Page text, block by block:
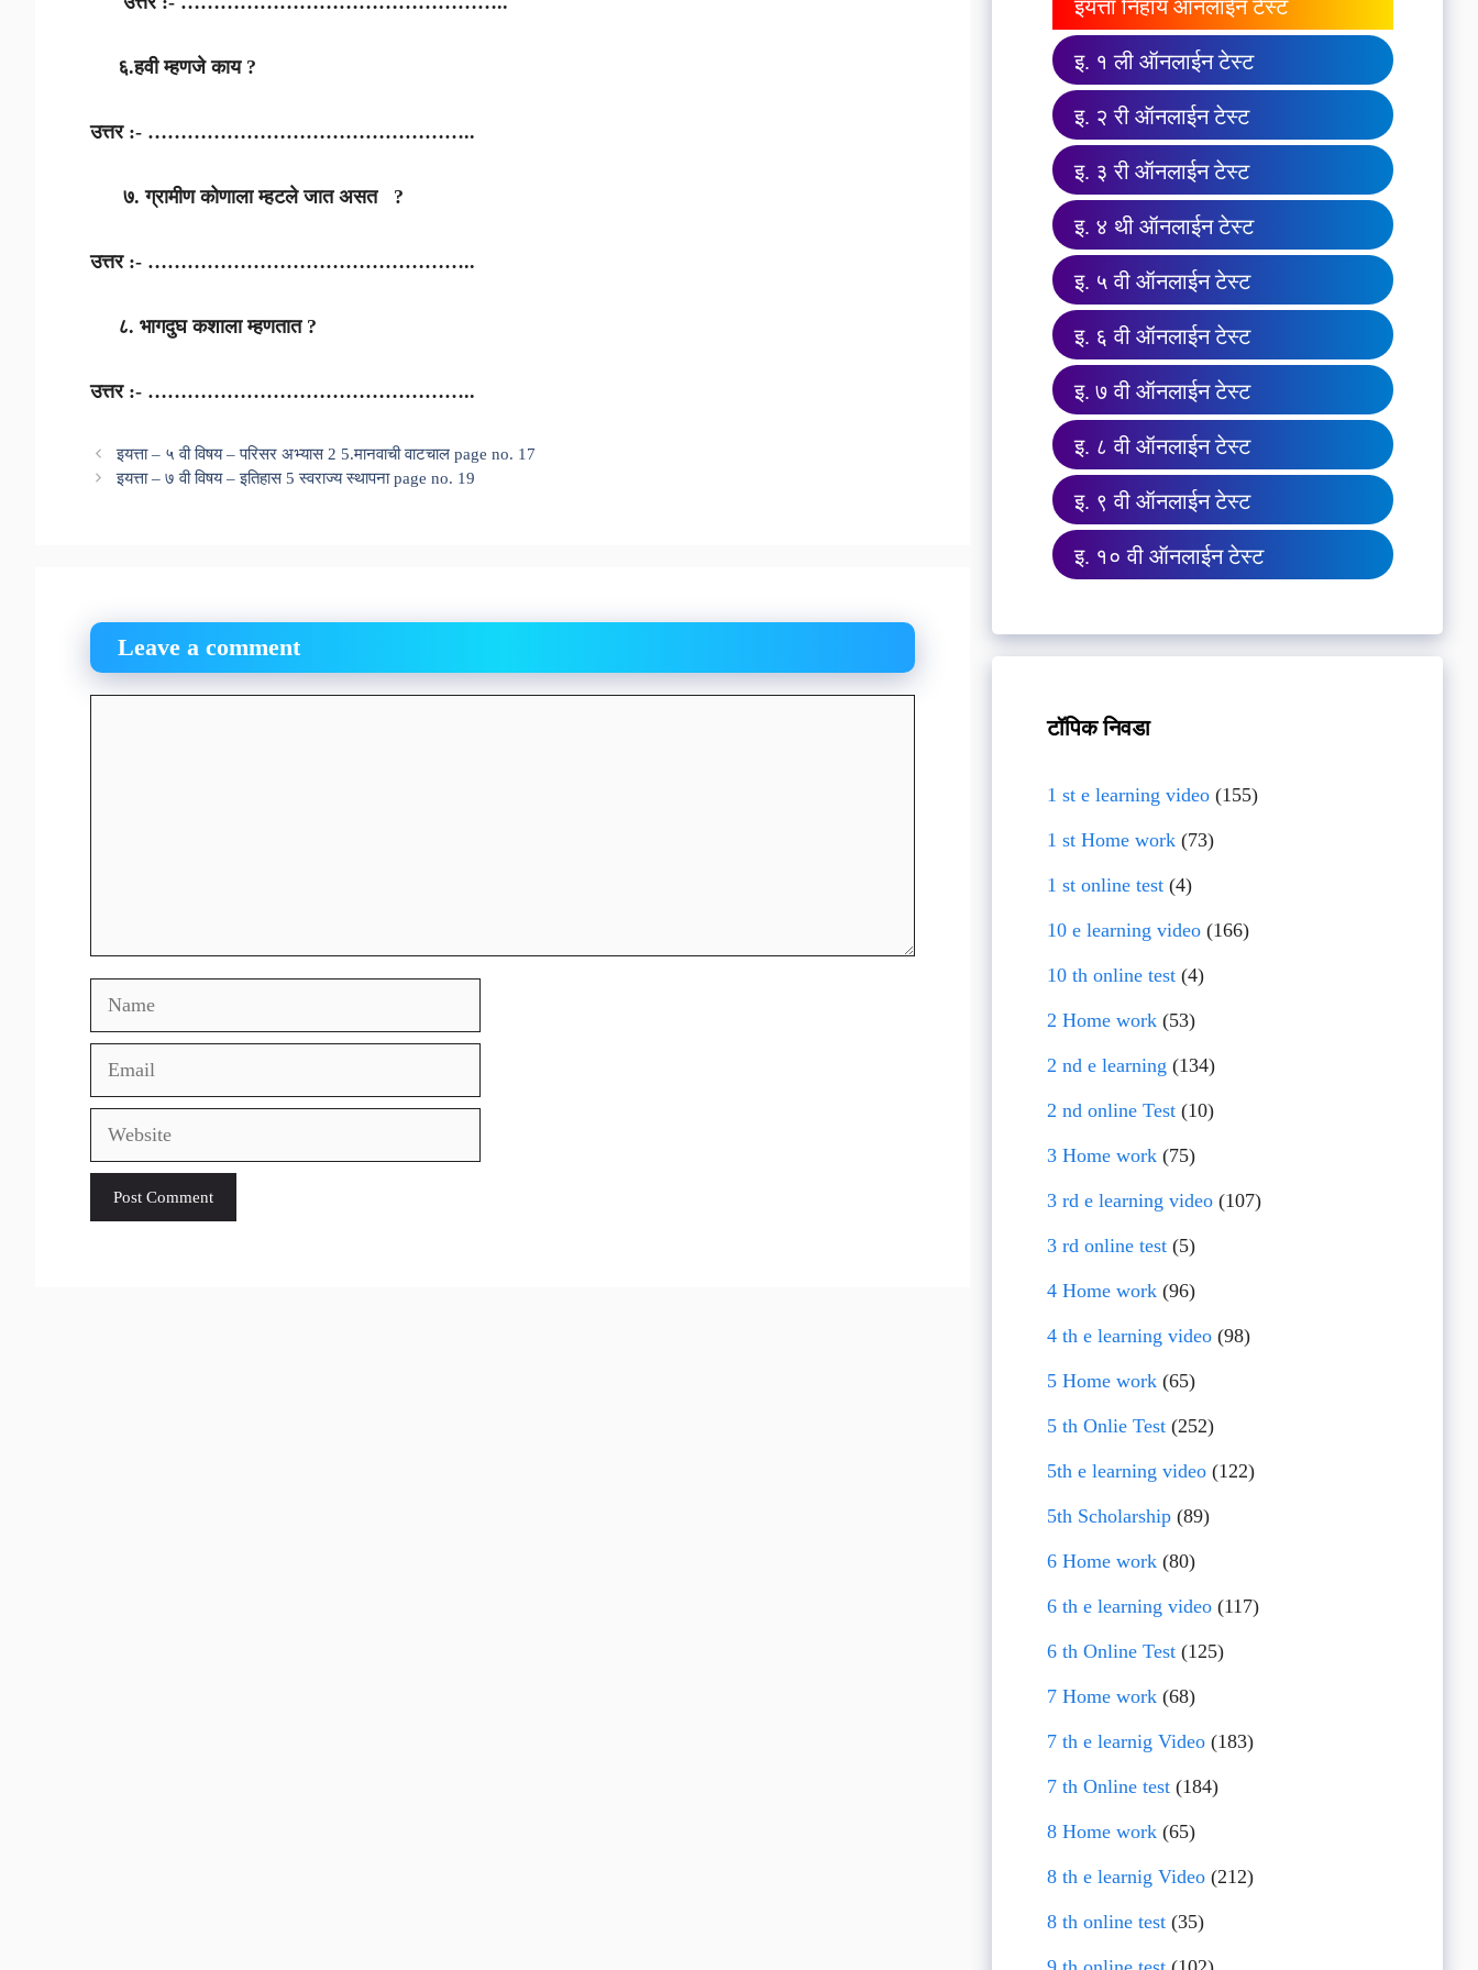
६.हवी म्हणजे काय ?
उत्तर :- …………………………………………..
७. ग्रामीण कोणाला म्हटले जात असत ?
उत्तर :- …………………………………………..
८. भागदुघ कशाला म्हणतात ?
उत्तर :- …………………………………………..
इयत्ता – ५ वी विषय – परिसर अभ्यास 2 5.मानवाची वाटचाल page no. 17
इयत्ता – ७ वी विषय – इतिहास 5 स्वराज्य स्थापना page no. 19
Leave a comment
Name
Email
Website
इयत्ता निहाय ऑनलाईन टेस्ट
इ. १ ली ऑनलाईन टेस्ट
इ. २ री ऑनलाईन टेस्ट
इ. ३ री ऑनलाईन टेस्ट
इ. ४ थी ऑनलाईन टेस्ट
इ. ५ वी ऑनलाईन टेस्ट
इ. ६ वी ऑनलाईन टेस्ट
इ. ७ वी ऑनलाईन टेस्ट
इ. ८ वी ऑनलाईन टेस्ट
इ. ९ वी ऑनलाईन टेस्ट
इ. १० वी ऑनलाईन टेस्ट
टॉपिक निवडा
1 st e learning video(155)
1 st Home work(73)
1 st online test(4)
10 e learning video(166)
10 th online test(4)
2 Home work(53)
2 nd e learning (134)
2 nd online Test(10)
3 Home work(75)
3 rd e learning video(107)
3 rd online test(5)
4 Home work(96)
4 th e learning video(98)
5 Home work(65)
5 th Onlie Test(252)
5th e learning video(122)
5th Scholarship(89)
6 Home work(80)
6 th e learning video(117)
6 th Online Test(125)
7 Home work(68)
7 th e learnig Video(183)
7 th Online test(184)
8 Home work(65)
8 th e learnig Video(212)
8 th online test(35)